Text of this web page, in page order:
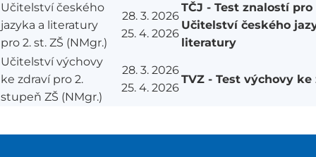
Učitelství českého
jazyka a literatury
pro 2. st. ZŠ (NMgr.)
28. 3. 2026
25. 4. 2026
TČJ - Test znalostí pro
Učitelství českého
literatury
Učitelství výchovy
ke zdraví pro 2.
stupeň ZŠ (NMgr.)
28. 3. 2026
25. 4. 2026
TVZ - Test výchovy ke